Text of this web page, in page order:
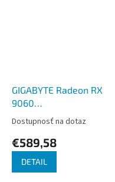
GIGABYTE Radeon RX
9060
XT/Gaming/16GB/GDDR6
Dostupnosť na dotaz
€589,58
DETAIL